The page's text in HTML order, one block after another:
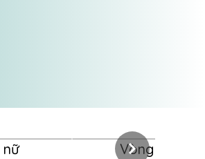
nữ Vòng nữ